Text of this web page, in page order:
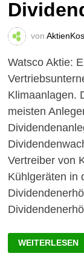
von
Watsco Aktie:
Klimaanlagen.
meisten
Vertreiber von
Kühlgeräten in
WATSCO
AKTIE:
WEITERLESEN